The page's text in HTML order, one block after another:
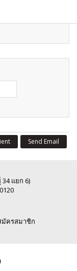
Send Email
แยก 6)
มัครสมาชิก